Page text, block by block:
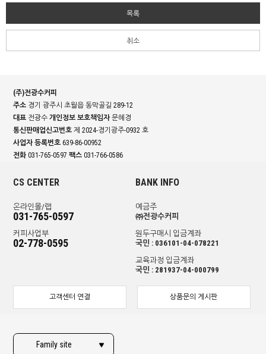
목록
취소
(주)전광수커피
주소 경기 광주시 초월읍 동막골길 289-12
대표 전광수개인정보 보호책임자문혜경
통신판매업신고번호 제 2024-경기광주-0932 호
사업자 등록번호 639-86-00952
전화 031-765-0597팩스 031-766-0586
CS CENTER
온라인몰/랩
031-765-0597
커피사업부
02-778-0595
BANK INFO
예금주
㈜전광수커피
원두구매시 입금계좌
국민 : 036101-04-078221
교육과정 입금계좌
국민 : 281937-04-000799
고객센터 연결 상품문의 게시판
Family site